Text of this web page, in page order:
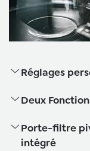
Réglages
Deux
Porte-filtre
intégré